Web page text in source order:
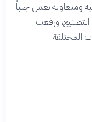
ومتعاونة تعمل جنباً
التصنيع، ورفعت
المختلفة.